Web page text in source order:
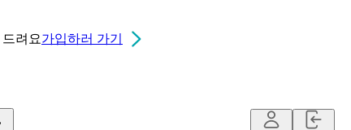
드려요가입하러 가기